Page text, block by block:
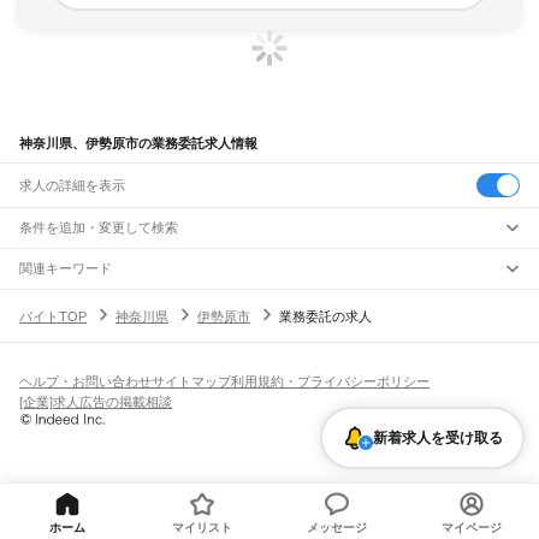
神奈川県、伊勢原市の業務委託求人情報
求人の詳細を表示
条件を追加・変更して検索
市区町村を追加・変更
神奈川県
すべて
旭区緑区瀬谷区栄区 泉区 青葉区都筑区
川崎市すべて
横須賀市 藤沢市 茅ヶ崎市逗子市
厚木市
大和市
海老名市座間市 綾瀬市三浦郡 足柄上郡
駅を追加・変更
川崎駅 横浜駅戸塚駅 大船駅 藤沢駅辻堂駅茅ケ崎駅 平塚駅 大磯駅
鴨宮駅小田原駅早川駅根府川駅真鶴駅湯河原駅
JR南武線
武蔵小杉駅武蔵中原駅武蔵新城駅
中野島駅稲田堤駅八丁畷駅
JR鶴見線
飲食・フードサービス
飲食・フードサービス
ホールスタッフ
皿洗い・洗い場精肉・鮮魚加工
バー（BAR）・バーテンダー
飲食店（店長・マネージャー）
営業・販売
営業 テレフォンアポインター（テレアポ） ルートセールス
特徴を追加・変更
人気
髪型・髪色自由ひげOKネイルOK
留学生・外国人活躍中
短期
単発・1日OK
期間限定（春夏冬休み等）
シフト
契約社員
派遣社員
関連キーワード
神奈川県 伊勢原市 事務員 神奈川県 伊勢原市 入力神奈川県 伊勢原市 介助員
バイトTOP 神奈川県 伊勢原市 業務委託の求人
新着求人を受け取る
ヘルプ・お問い合わせサイトマップ利用規約・プライバシーポリシー
[企業]求人広告の掲載相談
ホーム マイリスト メッセージ マイページ